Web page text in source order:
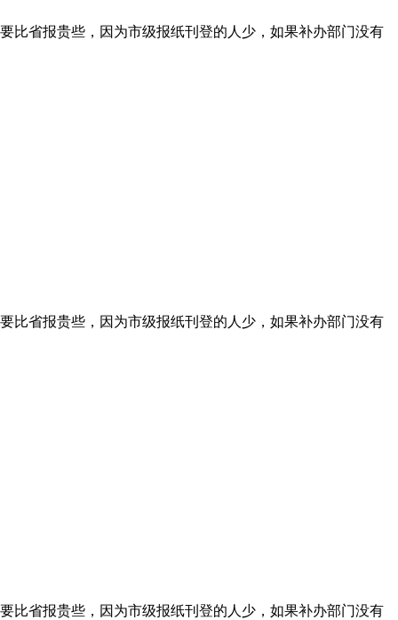
比省报贵些，因为市级报纸刊登的人少，如果补办部门没有
比省报贵些，因为市级报纸刊登的人少，如果补办部门没有
比省报贵些，因为市级报纸刊登的人少，如果补办部门没有